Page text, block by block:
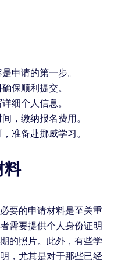
申请的第一步。
保顺利提交。
细个人信息。
，缴纳报名费用。
准备赴挪威学习。
料
要的申请材料是至关重
需要提供个人身份证明
的照片。此外，有些学
，尤其是对于那些已经